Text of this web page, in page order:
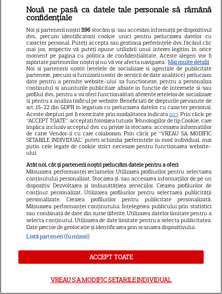
Cristina Yang
ARTICOLE PARTENERI
Horoscop Urania | Previziuni
astrologice pentru perioada 1 –
7 august 2026. Venus va intra
în zodia Balanței
Ulei de perilla – ce este și ce
beneficii are
Adormirii Maicii Domnului. Ce
Nouă ne pasă ca datele tale personale să rămână
confidențiale
Noi și partenerii noștri596 stocăm și/sau accesăm informații pe dispozitivul
dvs., precum identificatorii cookie unici pentru prelucrarea datelor cu
caracter personal. Puteți accepta sau gestiona preferințele dvs. făcând clic
mai jos, respectiv vă puteți opune utilizării unui interes legitim în orice
moment pe pagina cu politica de confidențialitate. Aceste alegeri vor fi
raportate partenerilor noștri și nu vă vor afecta navigarea. Mai multe detalii
Noi si partenerii nostri (retelele de socializare si agentiile de publicitate
partenere, precum si furnizorii nostri de servicii de date analitice) prelucram
date pentru a permite website-ului sa functioneze, pentru a personaliza
continutul si anunturile publicitare afisate in functie de interesele si/sau
profilul dvs., pentru a va oferi functionalitati aferente retelelor de socializare
si pentru a analiza traficul pe website. Beneficiati de drepturile prevazute de
art. 15-22 din GDPR in legatura cu prelucrarea datelor cu caracter personal.
Aceste drepturi pot fi exercitate prin modalitatea indicataaici. Prin click pe
“ACCEPT TOATE”, acceptati folosirea tuturor Tehnologiilor de tip Cookie, care
implica inclusiv acceptul dvs. cu privire la stocarea/accesarea informatiilor
de catre Vendor-ii cu care colaboram. Prin click pe “VREAU SA MODIFIC
SETARILE INDIVIDUAL” puteti schimba preferintele in mod individual, mai
putin cele legate de cookie strict necesare pentru functionarea website-
ului.
Atât noi, cât și partenerii noștri prelucrăm datele pentru a oferi:
Măsurarea performanței reclamelor. Utilizarea profilurilor pentru selectarea
conținutului personalizat. Stocarea și/sau accesarea informațiilor de pe un
dispozitiv. Dezvoltarea și îmbunătățirea serviciilor. Crearea profilurilor de
conținut personalizat. Utilizarea profilurilor pentru selectarea publicității
personalizate. Crearea profilurilor pentru publicitate personalizată.
Măsurarea performanței conținutului. Înțelegerea publicului prin statistici
sau combinații de date din surse diferite. Utilizarea datelor limitate pentru a
selecta conținutul. Utilizarea de date limitate pentru a selecta publicitatea.
Date precise de geolocație și identificarea prin scanarea dispozitivului.
Listă parteneri (furnizori)
ACCEPT TOATE
VREAU SA MODIFIC SETARILE INDIVIDUAL